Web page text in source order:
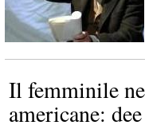
Il femminile
americane: